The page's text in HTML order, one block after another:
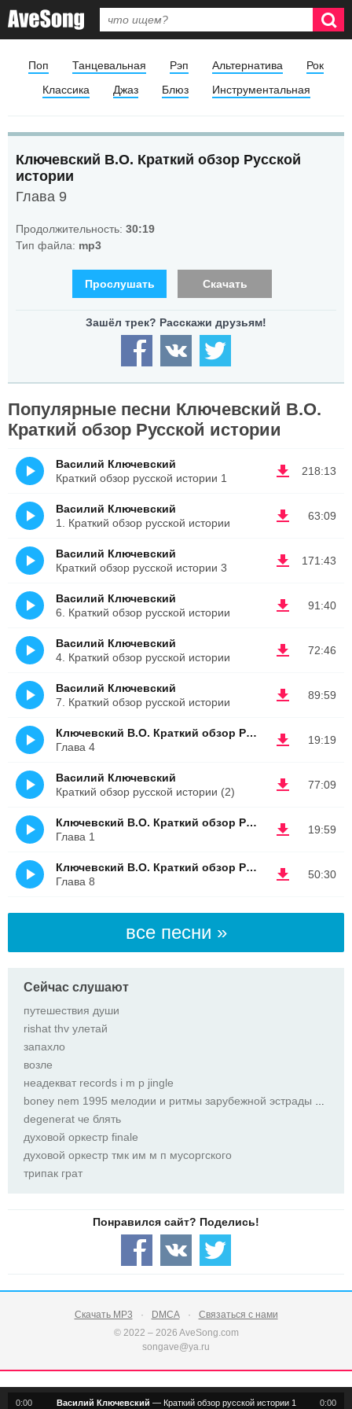
Поп Танцевальная Рэп Альтернатива
Рок
Классика
Джаз Блюз Инструментальная
Ключевский В.О. Краткий обзор Русской
истории
Глава 9
Продолжительность: 30:19
Тип файла: mp3
Прослушать Скачать
Популярные песни Ключевский В.О.
Краткий обзор Русской истории
218:13
Василий Ключевский
Краткий обзор русской истории 1
63:09
Василий Ключевский
1. Краткий обзор русской истории
171:43
Василий Ключевский
Краткий обзор русской истории 3
91:40
Василий Ключевский
6. Краткий обзор русской истории
72:46
Василий Ключевский
4. Краткий обзор русской истории
89:59
Василий Ключевский
7. Краткий обзор русской истории
19:19
Ключевский В.О. Краткий обзор Русской истории
Глава 4
77:09
Василий Ключевский
Краткий обзор русской истории (2)
19:59
Ключевский В.О. Краткий обзор Русской истории
Глава 1
50:30
Ключевский В.О. Краткий обзор Русской истории
Глава 8
все песни »
Сейчас слушают
путешествия души
rishat thv улетай
запахло
возле
неадекват records i m p jingle
boney nem 1995 мелодии и ритмы зарубежной эстрады выпуск 1
degenerat че блять
духовой оркестр finale
духовой оркестр тмк им м п мусоргского
трипак грат
Скачать MP3 DMCA
Связаться с нами
© 2022 – 2026 AveSong.com
songave@ya.ru
0:00 0:00
Василий Ключевский — Краткий обзор русской истории 1